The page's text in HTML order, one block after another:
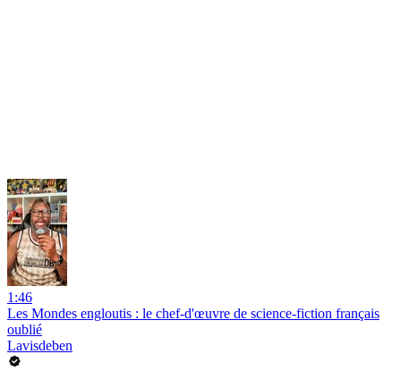
1:46
Les Mondes engloutis : le chef-d'œuvre de science-fiction français
oublié
Lavisdeben